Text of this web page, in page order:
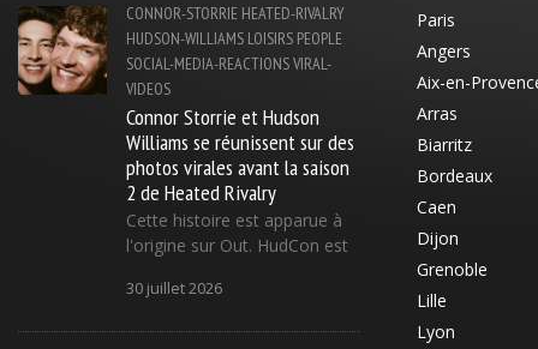
CONNOR-STORRIE HEATED-RIVALRY
HUDSON-WILLIAMS LOISIRS PEOPLE
SOCIAL-MEDIA-REACTIONSVIRAL-
VIDEOS
Connor Storrie et Hudson
Williams se réunissent sur des
photos virales avant la saison
2 de Heated Rivalry
Cette histoire est apparue à
l'origine sur Out. HudCon est
30 juillet 2026
Paris
Angers
Aix-en-
Arras
Biarritz
Bordeaux
Caen
Dijon
Grenoble
Lille
Lyon